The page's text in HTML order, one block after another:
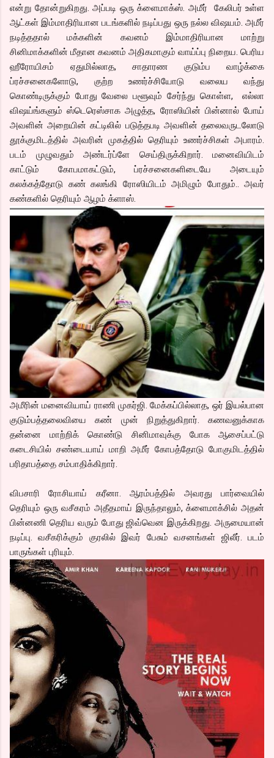
என்று தோன்றுகிறது. அப்படி ஒரு க்ளைமாக்ஸ். அமீர் கேலிபர் உள்ள
ஆட்கள் இம்மாதிரியான படங்களில் நடிப்பது ஒரு நல்ல விஷயம். அமீர்
நடித்ததால் மக்களின் கவனம் இம்மாதிரியான மாற்று
சினிமாக்களின் மீதான கவனம் அதிகமாகும் வாய்ப்பு நிறைய. பெரிய
ஹீரோயிசம் ஏதுமில்லாத, சாதாரண குடும்ப வாழ்க்கை
ப்ரச்சனைகளோடு, குற்ற உணர்ச்சியோடு வலைய வந்து
கொண்டிருக்கும் போது வேலை பளூவும் சேர்ந்து கொள்ள, எல்லா
விஷய்ங்களும் ஸ்டெரெஸ்சாக அழுத்த, ரோஸியின் பின்னால் போய்
அவளின் அறையின் கட்டிலில் படுத்தபடி அவளின் தலைவருடலோடு
தூக்குமிடத்தில் அவரின் முகத்தில் தெரியும் உணர்ச்சிகள் அபாரம்.
படம் முழுவதும் அண்டர்ப்ளே செய்திருக்கிறார். மனைவியிடம்
காட்டும் கோபமாகட்டும், ப்ரச்சனைகளிடையே அடையும்
கலக்கத்தோடு கண் கலங்கி ரோஸியிடம் அமிழும் போதும்.. அவர்
கண்களில் தெரியும் ஆழம் க்ளாஸ்.
அமீரின் மனைவியாய் ராணி முகர்ஜி. மேக்கப்பில்லாத, ஒர் இயல்பான
குடும்பத்தலைவியை கண் முன் நிறுத்துகிறார். கணவனுக்காக
தன்னை மாற்றிக் கொண்டு சினிமாவுக்கு போக ஆசைப்பட்டு
கடைசியில் சண்டையாய் மாறி அமீர் கோபத்தோடு போகுமிடத்தில்
பரிதாபத்தை சம்பாதிக்கிறார்.
விபசாரி ரோசியாய் கரீனா. ஆரம்பத்தில் அவரது பார்வையில்
தெரியும் ஒரு வசீகரம் அதீதமாய் இருந்தாலும், க்ளைமாக்சில் அதன்
பின்னணி தெரிய வரும் போது ஜிவ்வென இருக்கிறது. அருமையான்
நடிப்பு. வசீகரிக்கும் குரலில் இவர் பேசும் வசனங்கள் ஜிலீர். படம்
பாருங்கள் புரியும்.